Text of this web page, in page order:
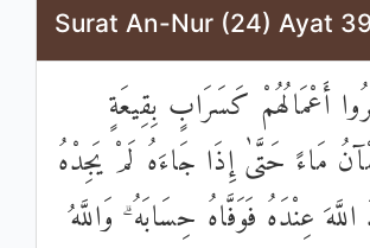
Surat An-Nur (24) Ayat 39
أَعْمَالُهُمْ كَسَرَابٍ بِقِيعَةٍ
مَاءً حَتَّىٰ إِذَا جَاءَهُ لَمْ يَجِدْهُ
عِنْدَهُ فَوَفَّاهُ حِسَابَهُ ۗ وَاللَّهُ